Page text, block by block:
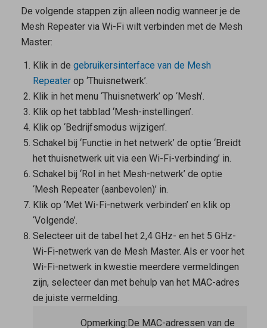
De volgende stappen zijn alleen nodig wanneer je de
Mesh Repeatervia Wi-Fi wilt verbinden met de Mesh
Master:
Klik in de gebruikersinterface van de Mesh
Repeaterop ‘Thuisnetwerk’.
Klik in het menu ‘Thuisnetwerk’ op ‘Mesh’.
Klik op het tabblad ‘Mesh-instellingen’.
Klik op ‘Bedrijfsmodus wijzigen’.
Schakel bij ‘Functie in het netwerk’ de optie ‘Breidt
het thuisnetwerk uit via een Wi-Fi-verbinding’ in.
Schakel bij ‘Rol in het Mesh-netwerk’ de optie
‘Mesh Repeater (aanbevolen)’ in.
Klik op ‘Met Wi-Fi-netwerk verbinden’ en klik op
‘Volgende’.
Selecteer uit de tabel het 2,4 GHz- en het 5 GHz-
Wi-Fi-netwerk van de Mesh Master. Als er voor het
Wi-Fi-netwerk in kwestie meerdere vermeldingen
zijn, selecteer dan met behulp van het MAC-adres
de juiste vermelding.
Opmerking: De MAC-adressen van de